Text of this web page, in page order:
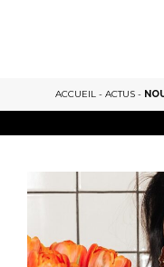
ACCUEIL- ACTUS-